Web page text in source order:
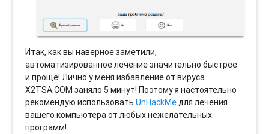
Итак, как вы наверное заметили,
автоматизированное лечение значительно быстрее
и проще! Лично у меня избавление от вируса
X2TSA.COM заняло 5 минут! Поэтому я настоятельно
рекомендую использоватьUnHackMeдля лечения
вашего компьютера от любых нежелательных
программ!